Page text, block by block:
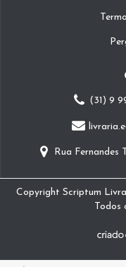
(31) 9
Rua Fernandes
Copyright Scriptum